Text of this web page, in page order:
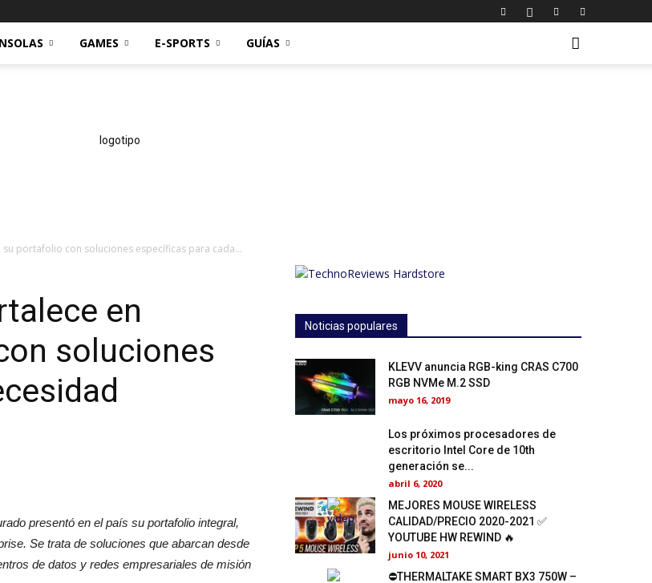
GAMES E-SPORTS GUÍAS
|
unboxing
portafolio con soluciones específicas para cada...
en
soluciones
presentó en el país su portafolio integral,
Se trata de soluciones que abarcan desde
de datos y redes empresariales de misión
Noticias populares
KLEVV anuncia RGB-king CRAS C700
RGB NVMe M.2 SSD
mayo 16, 2019
Los próximos procesadores de
escritorio Intel Core de 10th
generación se...
abril 6, 2020
MEJORES MOUSE WIRELESS
CALIDAD/PRECIO 2020-2021 ✅
YOUTUBE HW REWIND 🔥
junio 10, 2021
⛔THERMALTAKE SMART BX3 750W –